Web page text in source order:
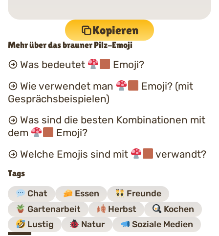
Kopieren
Mehr über das brauner Pilz-Emoji
Was bedeutet
Emoji?
Wie verwendet man
Emoji? (mit
Gesprächsbeispielen)
Was sind die besten Kombinationen mit
dem
Emoji?
Welche Emojis sind mit
verwandt?
Tags
Chat Essen
Freunde
Gartenarbeit
Herbst
Kochen
Lustig
Natur Soziale Medien